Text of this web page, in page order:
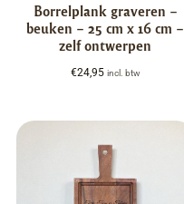
Borrelplank graveren –
beuken – 25 cm x 16 cm –
zelf ontwerpen
€24,95 incl. btw